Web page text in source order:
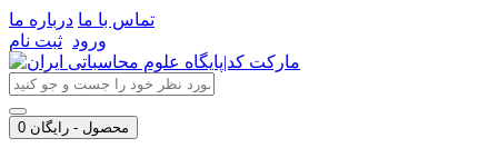
تماس با ما درباره ما
ورود ثبت نام
0 محصول - رایگان